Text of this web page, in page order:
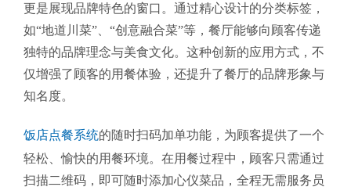
更是展现品牌特色的窗口。通过精心设计的分类标签，
如“地道川菜”、“创意融合菜”等，餐厅能够向顾客传递
独特的品牌理念与美食文化。这种创新的应用方式，不
仅增强了顾客的用餐体验，还提升了餐厅的品牌形象与
知名度。
饭店点餐系统的随时扫码加单功能，为顾客提供了一个
轻松、愉快的用餐环境。在用餐过程中，顾客只需通过
扫描二维码，即可随时添加心仪菜品，全程无需服务员